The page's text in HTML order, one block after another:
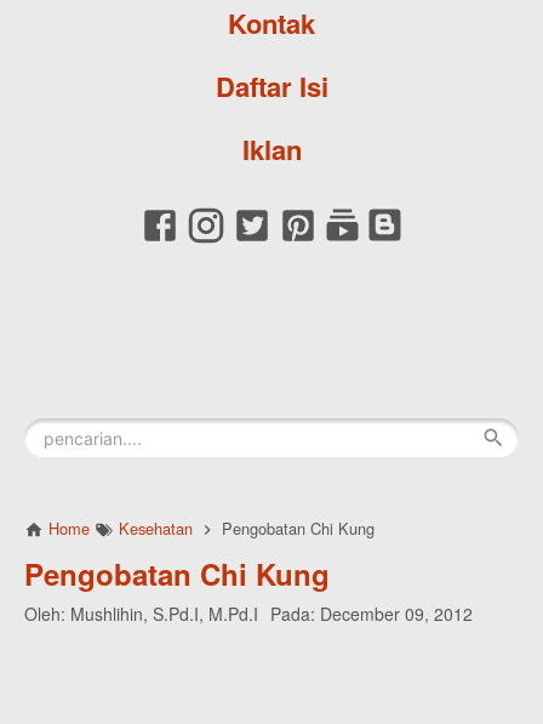
Kontak
Daftar Isi
Iklan
Home Kesehatan Pengobatan Chi Kung
Pengobatan Chi Kung
Oleh: Mushlihin, S.Pd.I, M.Pd.I Pada: December 09, 2012